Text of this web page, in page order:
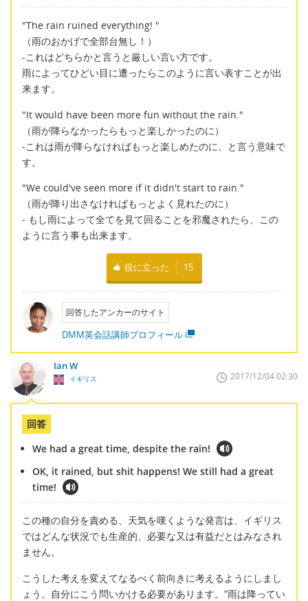
"The rain ruined everything! "
（雨のおかげで全部台無し！）
-これはどちらかと言うと厳しい言い方です。
雨によってひどい目に遭ったらこのように言い表すことが出
来ます。
"It would have been more fun without the rain."
（雨が降らなかったらもっと楽しかったのに）
-これは雨が降らなければもっと楽しめたのに、と言う意味で
す。
"We could've seen more if it didn't start to rain."
（雨が降り出さなければもっとよく見れたのに）
- もし雨によって全てを見て回ることを邪魔されたら、この
ように言う事も出来ます。
役に立った 15
回答したアンカーのサイト
DMM英会話講師プロフィール
Ian W
イギリス 2017/12/04 02:30
回答
We had a great time, despite the rain!
OK, it rained, but shit happens! We still had a great
time!
この種の自分を責める、天気を嘆くような発言は、イギリス
ではどんな状況でも生産的、必要な又は有益だとはみなされ
ません。
こうした考えを変えてなるべく前向きに考えるようにしまし
ょう。自分にこう問いかける必要があります。”雨は降ってい